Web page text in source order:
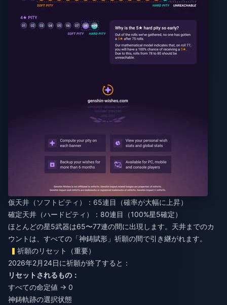
仮天井（ソフトピティ）：65連目（確率が大幅に上昇）
確定天井（ハードピティ）：80連目（100%星5確定）
ほとんどの星5武器は65〜77連の間に出現します。天井までのカ
ウントは、すべての「神鋳賦形」祈願の間で引き継がれます。
祈願のリセット（重要）
2026年2月24日に祈願が終了すると：
リセットされるもの：
すべての命定値 → 0
神鋳軌跡の選択状態